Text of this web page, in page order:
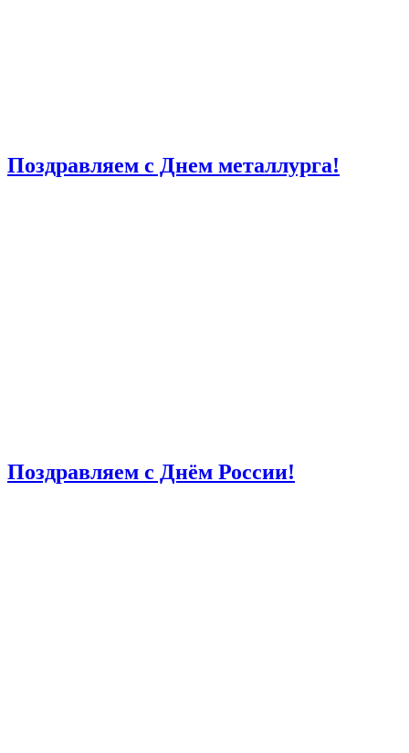
Поздравляем с Днем металлурга!
Поздравляем с Днём России!